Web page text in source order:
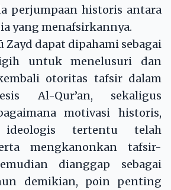
perjumpaan historis antara
yang menafsirkannya.
Zayd dapat dipahami sebagai
untuk menelusuri dan
otoritas tafsir dalam
Al-Qur’an, sekaligus
motivasi historis,
tertentu telah
mengkanonkan tafsir-
dianggap sebagai
demikian, poin penting